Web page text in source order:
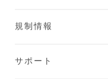
規制情報
サポート